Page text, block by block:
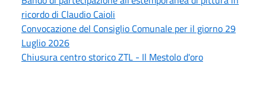
ricordo di Claudio Caioli
Convocazione del Consiglio Comunale per il giorno 29
Luglio 2026
Chiusura centro storico ZTL - Il Mestolo d'oro